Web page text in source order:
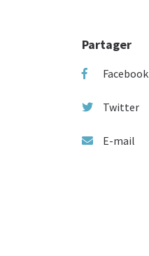
Partager
Facebook
Twitter
E-mail